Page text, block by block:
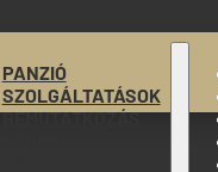
PANZIÓ
SZOLGÁLTATÁSOK
BEMUTATKOZÁS